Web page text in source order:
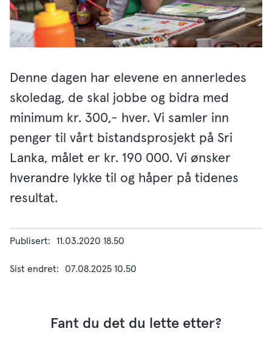
Denne dagen har elevene en annerledes
skoledag, de skal jobbe og bidra med
minimum kr. 300,- hver. Vi samler inn
penger til vårt bistandsprosjekt på Sri
Lanka, målet er kr. 190 000. Vi ønsker
hverandre lykke til og håper på tidenes
resultat.
Publisert 11.03.2020 18.50
Sist endret 07.08.2025 10.50
Fant du det du lette etter?